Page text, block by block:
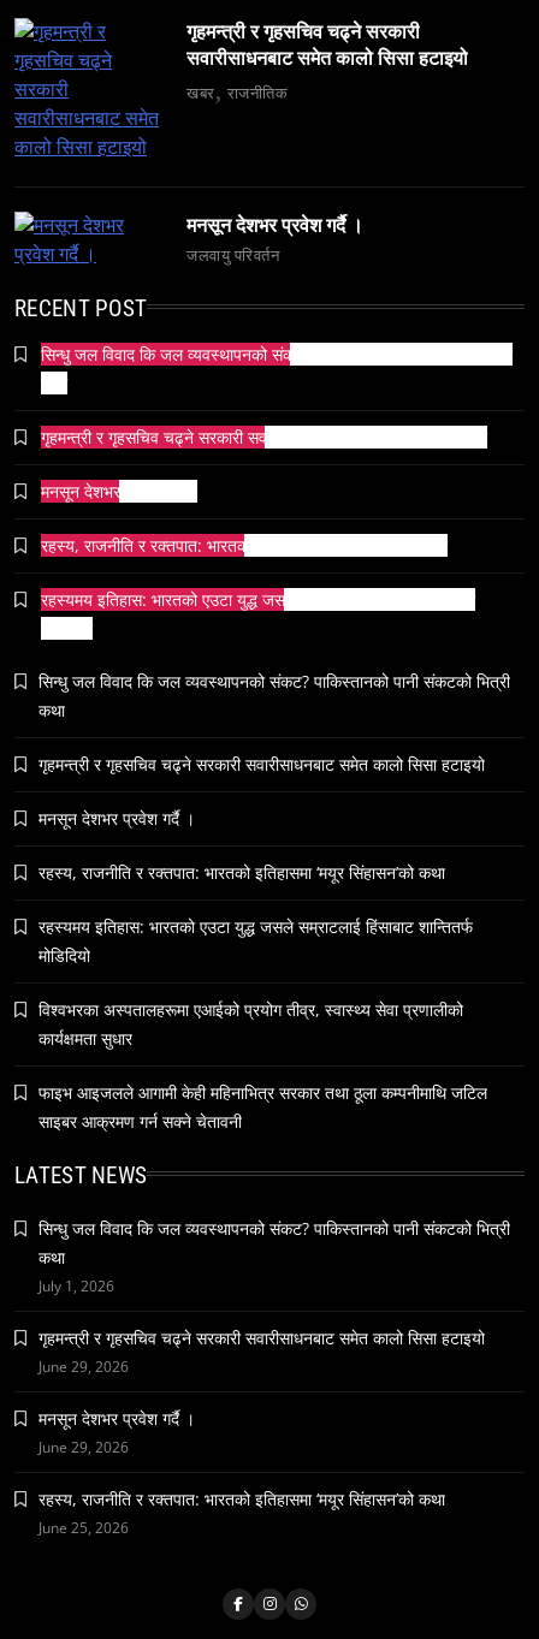
६ महिनामा ३३३ विदेशी नागरिक निष्कासित — ओभरस्टे,
गैरकानुनी गतिविधि र धर्म प्रचारसम्म
June 23, 2026
व्यापार-व्यवसाय
टक्सारको परम्परागत धातु उद्योग संकटमा
June 23, 2026
समाज
भारतको सांस्कृतिक सम्पत्ति पुनर्स्थापना कूटनीति: एक नयाँ
वैश्विक अभियान
June 23, 2026
समाज
५० लाख’ शुल्कको वास्तविकता: अल्टर्नेटिभ B-स्कूलहरूले
June 23, 2026
नेपालमा युनिफिकेशन चर्चको सम्बन्ध उजागर
June 23, 2026
नेपालको वन्यजन्तु पर्यटन प्रवर्द्धनमा महत्वपूर्ण योगदान
हनुमान जयन्ती आज मनाइँदै
गृहमन्त्री र गृहसचिव चढ्ने सरकारी
सवारीसाधनबाट समेत कालो सिसा हटाइयो
खबर राजनीतिक
मनसून देशभर प्रवेश गर्दै ।
जलवायु परिवर्तन
RECENT POST
सिन्धु जल विवाद कि जल व्यवस्थापनको संकट? पाकिस्तानको पानी संकटको भित्री
गृहमन्त्री र गृहसचिव चढ्ने सरकारी सवारीसाधनबाट समेत कालो सिसा हटाइयो
मनसून देशभर प्रवेश गर्दै ।
रहस्य, राजनीति र रक्तपात: भारतको इतिहासमा ‘मयूर सिंहासन’को कथा
रहस्यमय इतिहास: भारतको एउटा युद्ध जसले सम्राटलाई हिंसाबाट शान्तितर्फ
सिन्धु जल विवाद कि जल व्यवस्थापनको संकट? पाकिस्तानको पानी संकटको भित्री
कथा
गृहमन्त्री र गृहसचिव चढ्ने सरकारी सवारीसाधनबाट समेत कालो सिसा हटाइयो
मनसून देशभर प्रवेश गर्दै ।
रहस्य, राजनीति र रक्तपात: भारतको इतिहासमा ‘मयूर सिंहासन’को कथा
रहस्यमय इतिहास: भारतको एउटा युद्ध जसले सम्राटलाई हिंसाबाट शान्तितर्फ
मोडिदियो
विश्वभरका अस्पतालहरूमा एआईको प्रयोग तीव्र, स्वास्थ्य सेवा प्रणालीको
कार्यक्षमता सुधार
फाइभ आइजलले आगामी केही महिनाभित्र सरकार तथा ठूला कम्पनीमाथि जटिल
साइबर आक्रमण गर्न सक्ने चेतावनी
LATEST NEWS
सिन्धु जल विवाद कि जल व्यवस्थापनको संकट? पाकिस्तानको पानी संकटको भित्री
कथा
July 1, 2026
गृहमन्त्री र गृहसचिव चढ्ने सरकारी सवारीसाधनबाट समेत कालो सिसा हटाइयो
June 29, 2026
मनसून देशभर प्रवेश गर्दै ।
June 29, 2026
रहस्य, राजनीति र रक्तपात: भारतको इतिहासमा ‘मयूर सिंहासन’को कथा
June 25, 2026